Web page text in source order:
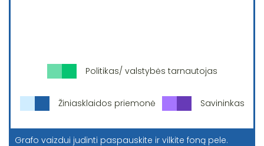
Politikas/ valstybės tarnautojas
Žiniasklaidos priemonė Savininkas
Grafo vaizdui judinti paspauskite ir vilkite foną pele.